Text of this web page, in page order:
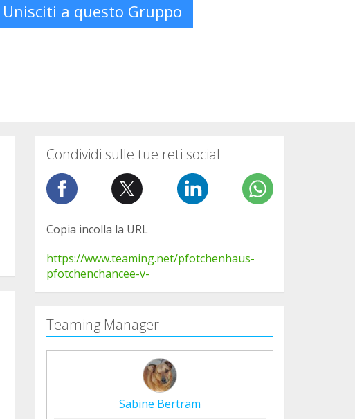
Unisciti a questo Gruppo
Condividi sulle tue reti social
Copia incolla la URL
https://www.teaming.net/pfotchenhaus-
pfotchenchancee-v-
Teaming Manager
Sabine Bertram